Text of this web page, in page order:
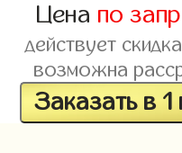
Цена по
действует
возможна
Заказать в 1